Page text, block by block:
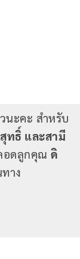
นะคะ สำหรับ
ทธิ์ และสามี
อดลูกคุณ ดิ
าง